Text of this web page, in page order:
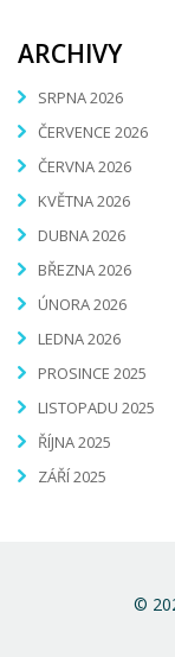
ARCHIVY
SRPNA 2026
ČERVENCE 2026
ČERVNA 2026
KVĚTNA 2026
DUBNA 2026
BŘEZNA 2026
ÚNORA 2026
LEDNA 2026
PROSINCE 2025
LISTOPADU 2025
ŘÍJNA 2025
ZÁŘÍ 2025
©